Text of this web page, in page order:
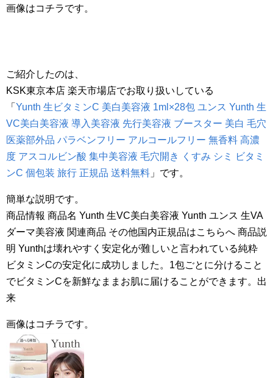
画像はコチラです。
ご紹介したのは、
KSK東京本店 楽天市場店でお取り扱いしている
「 Yunth 生ビタミンC 美白美容液 1ml×28包 ユンス Yunth 生
VC美白美容液 導入美容液 先行美容液 ブースター 美白 毛穴
医薬部外品 パラベンフリー アルコールフリー 無香料 高濃
度 アスコルビン酸 集中美容液 毛穴開き くすみ シミ ビタミ
ンC 個包装 旅行 正規品 送料無料 」です。
簡単な説明です。
商品情報 商品名 Yunth 生VC美白美容液 Yunth ユンス 生VA
ダーマ美容液 関連商品 その他国内正規品はこちらへ 商品説
明 Yunthは壊れやすく安定化が難しいと言われている純粋
ビタミンCの安定化に成功しました。1包ごとに分けること
でビタミンCを新鮮なままお肌に届けることができます。出
来
画像はコチラです。